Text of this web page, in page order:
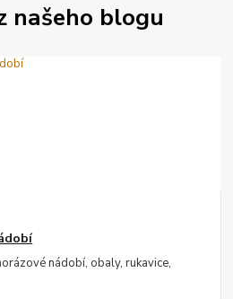
našeho blogu
nádobí, obaly, rukavice,